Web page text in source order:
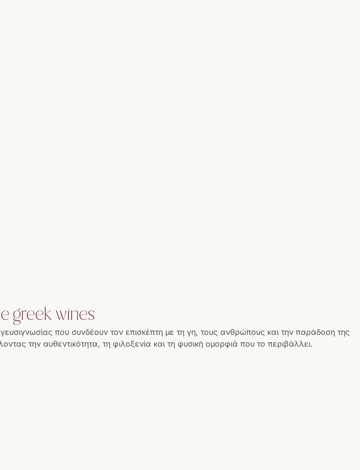
που συνδέουν τον επισκέπτη με τη γη, τους ανθρώπους και την παράδοση της
την αυθεντικότητα, τη φιλοξενία και τη φυσική ομορφιά που το περιβάλλει.